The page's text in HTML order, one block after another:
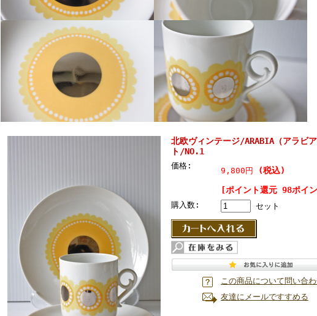
北欧ヴィンテージ/ARABIA（アラビ
ト/NO.1
価格:
9,800円
(税込)
[ポイント還元 98ポイ
購入数: セット
この商品について問い合
友達にメールですすめる